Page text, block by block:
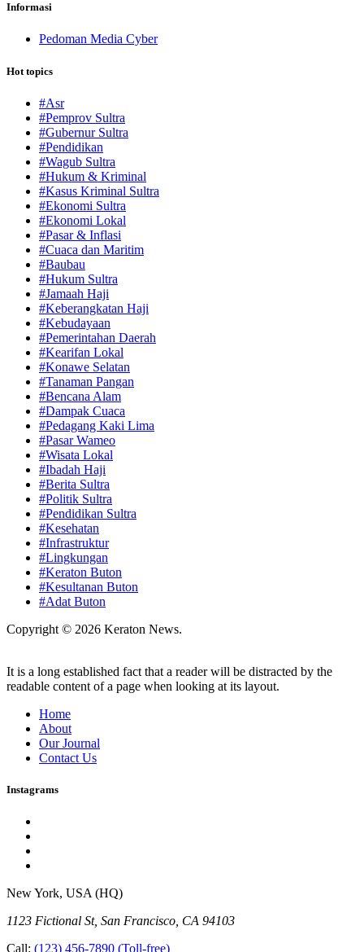
Informasi
Pedoman Media Cyber
Hot topics
#Asr
#Pemprov Sultra
#Gubernur Sultra
#Pendidikan
#Wagub Sultra
#Hukum & Kriminal
#Kasus Kriminal Sultra
#Ekonomi Sultra
#Ekonomi Lokal
#Pasar & Inflasi
#Cuaca dan Maritim
#Baubau
#Hukum Sultra
#Jamaah Haji
#Keberangkatan Haji
#Kebudayaan
#Pemerintahan Daerah
#Kearifan Lokal
#Konawe Selatan
#Tanaman Pangan
#Bencana Alam
#Dampak Cuaca
#Pedagang Kaki Lima
#Pasar Wameo
#Wisata Lokal
#Ibadah Haji
#Berita Sultra
#Politik Sultra
#Pendidikan Sultra
#Kesehatan
#Infrastruktur
#Lingkungan
#Keraton Buton
#Kesultanan Buton
#Adat Buton
Copyright © 2026 Keraton News.
It is a long established fact that a reader will be distracted by the
readable content of a page when looking at its layout.
Home
About
Our Journal
Contact Us
Instagrams
New York, USA (HQ)
1123 Fictional St, San Francisco, CA 94103
Call: (123) 456-7890 (Toll-free)